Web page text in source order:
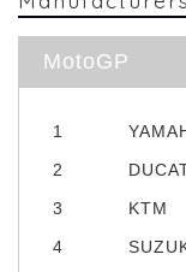
MotoGP
1
2
3
KTM
4